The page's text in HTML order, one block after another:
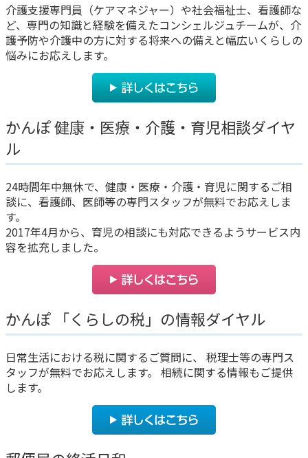
介護支援専門員（ケアマネジャー）や社会福祉士、看護師な
ど、専門の知識と経験を備えたコンシェルジュチームが、介
護予防や介護中の方に対する将来への備えと幅広いくらしの
悩みにお応えします。
かんぽ 健康・医療・介護・育児相談ダイヤ
ル
24時間年中無休で、健康・医療・介護・育児に関するご相
談に、看護師、医師等の専門スタッフが無料でお応えしま
す。
2017年4月から、育児の相談にも対応できるようサービス内
容を拡充しました。
かんぽ 「くらしの税」の情報ダイヤル
日常生活における税に関するご質問に、 税理士等の専門ス
タッフが無料でお応えします。 相続に関する情報もご提供
します。